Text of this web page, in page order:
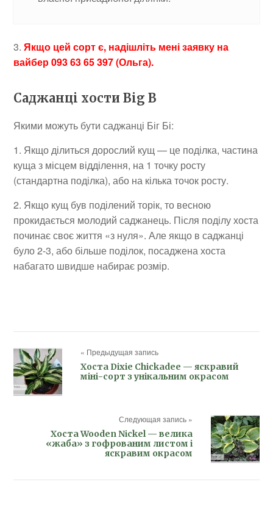
3.Якщо цей сорт є, надішліть мені заявку на
вайбер 093 63 65 397 (Ольга).
Саджанці хости Big B
Якими можуть бути саджанці Біг Бі:
1. Якщо ділиться дорослий кущ — це поділка, частина
куща з місцем відділення, на 1 точку росту
(стандартна поділка), або на кілька точок росту.
2. Якщо кущ був поділений торік, то весною
прокидається молодий саджанець. Після поділу хоста
починає своє життя «з нуля». Але якщо в саджанці
було 2-3, або більше поділок, посаджена хоста
набагато швидше набирає розмір.
« Предыдущая запись
Хоста Dixie Chickadee — яскравий
міні-сорт з унікальним окрасом
Следующая запись »
Хоста Wooden Nickel — велика
«жаба» з гофрованим листом і
яскравим окрасом